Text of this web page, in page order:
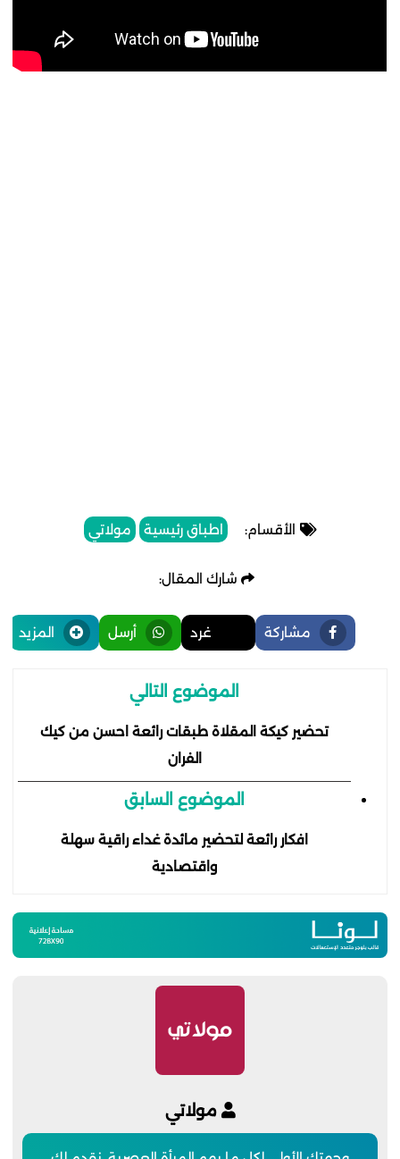
الأقسام: اطباق رئيسية مولاتي
شارك المقال:
مشاركة غرد أرسل المزيد
الموضوع التالي
تحضير كيكة المقلاة طبقات رائعة احسن من كيك
الفران
الموضوع السابق
افكار رائعة لتحضير مائدة غداء راقية سهلة
واقتصادية
مولاتي